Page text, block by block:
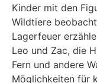
Kinder mit den
Wildtiere
Lagerfeuer
Leo und Zac, die
Fern und andere
Möglichkeiten für